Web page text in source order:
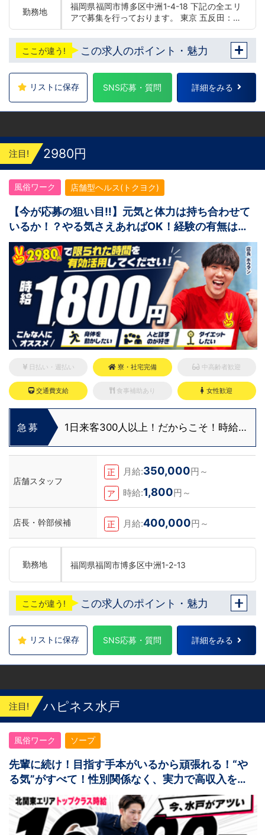
勤務地
福岡県福岡市博多区中洲1-4-18 下記の全エリ
アで募集を行っております。 東京 五反田：五
反田駅から徒歩2分 池袋：池袋駅西口から徒
歩2分 吉原：三ノ輪駅から徒歩8分 神奈川 横
浜：京急線黄金町駅から徒歩8分 茨城 水戸：
水戸駅からバス5分 福岡 福岡：中洲川端駅か
ら徒歩8分 北海道 札幌：すすきの駅から徒歩
5分 中国・四国 鳥取：米子市皆生温泉 愛媛：
ここが違う! この求人のポイント・魅力
リストに保存 SNS応募・質問 詳細をみる
注目! 2980円
風俗ワーク 店舗型ヘルス(トクヨク)
【今が応募の狙い目‼】元気と体力は持ち合わせて
いるか！？やる気さえあればOK！経験の有無は関
係なし！
日払い・週払い 寮・社宅完備 中高齢者歓迎
交通費支給 食事補助あり 女性歓迎
急募
1日来客300人以上！だからこそ！時給
店舗スタッフ
正 月給:350,000円～
ア 時給:1,800円～
店長・幹部候補 正 月給:400,000円～
勤務地 福岡県福岡市博多区中洲1-2-13
ここが違う! この求人のポイント・魅力
リストに保存 SNS応募・質問 詳細をみる
注目! ハピネス水戸
風俗ワーク ソープ
先輩に続け！目指す手本がいるから頑張れる！“や
る気”がすべて！性別関係なく、実力で高収入を掴
めます！